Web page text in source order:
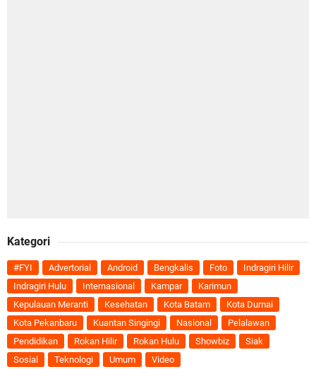
Kategori
#FYI Advertorial Android Bengkalis Foto
Indragiri Hilir
Indragiri Hulu
Internasional Kampar
Karimun
Kepulauan Meranti
Kesehatan Kota Batam
Kota Dumai
Kota Pekanbaru
Kuantan Singingi Nasional
Pelalawan
Pendidikan
Rokan Hilir Rokan Hulu Showbiz
Siak
Sosial
Teknologi Umum Video